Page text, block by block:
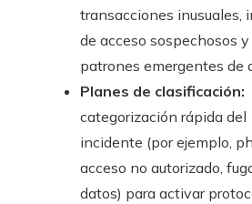
transacciones inusuales,
de acceso sospechosos y
patrones emergentes de
Planes de clasificación:
categorización rápida del
incidente (por ejemplo,
acceso no autorizado,
datos) para activar